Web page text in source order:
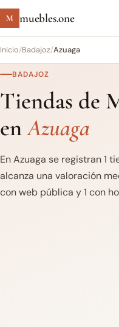
M muebles.one
Inicio/Badajoz/Azuaga
BADAJOZ
Tiendas de
enAzuaga
En Azuaga se registran 1
alcanza una valoración
con web pública y 1 con